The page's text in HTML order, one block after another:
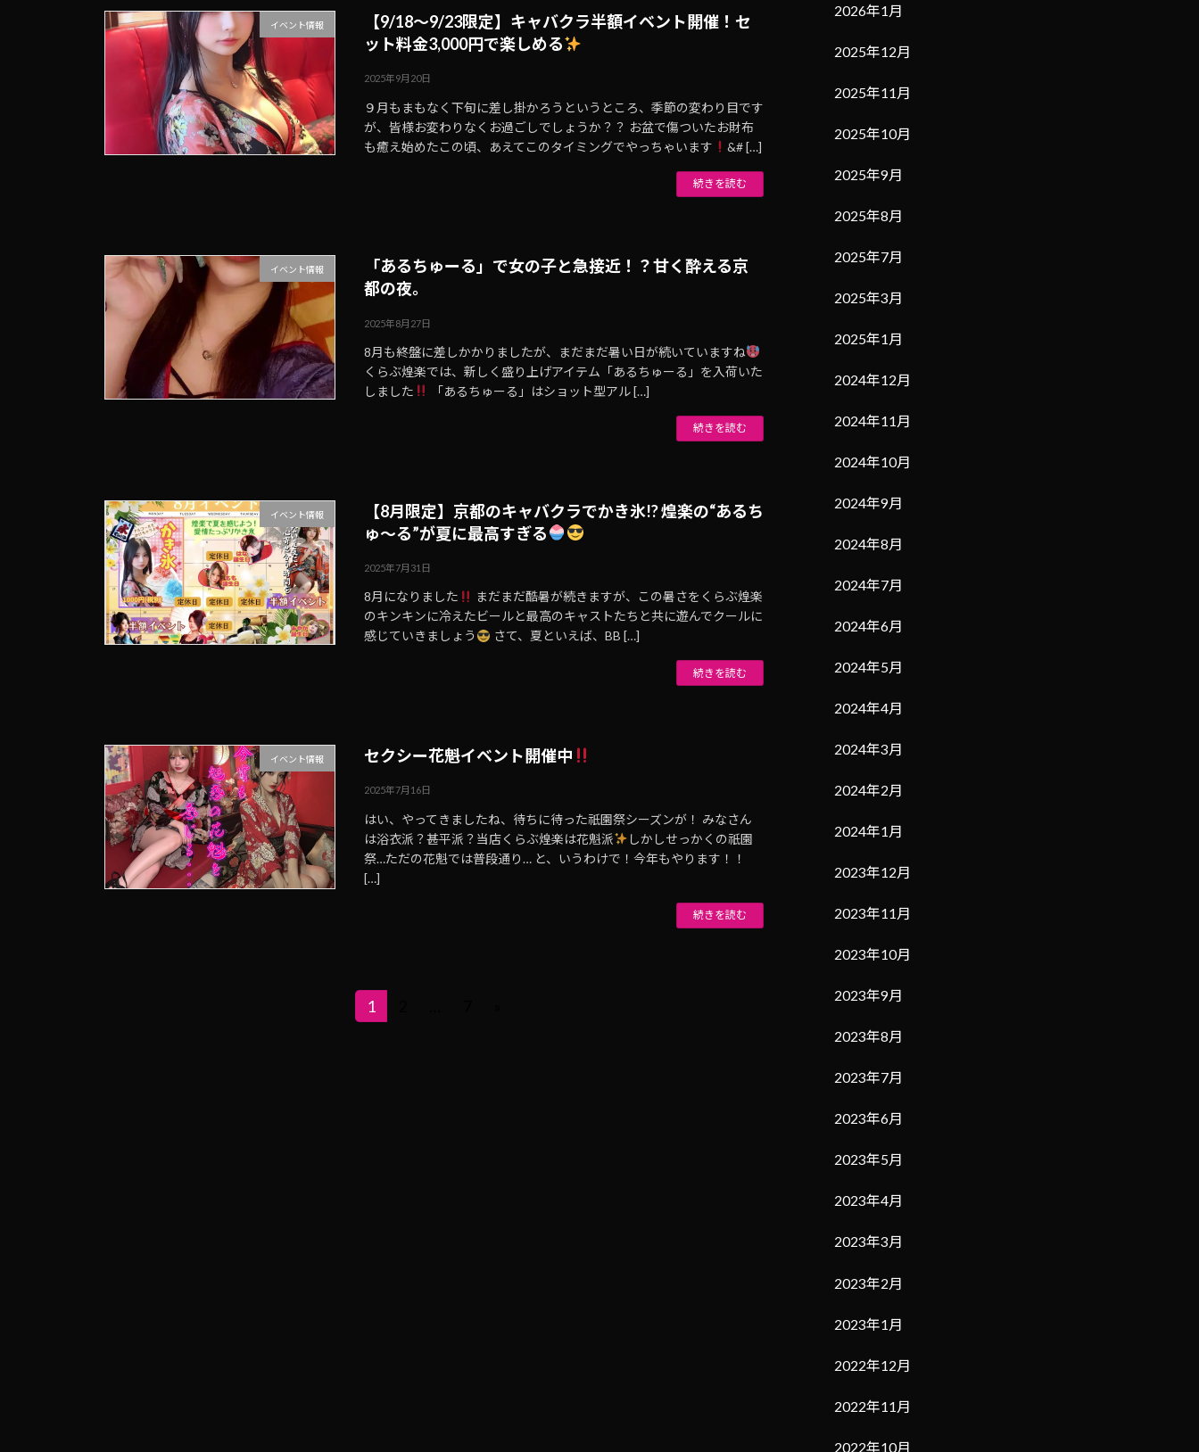
イベント情報
【9/18～9/23限定】キャバクラ半額イベント開催！セ
ット料金3,000円で楽しめる
2025年9月20日
９月もまもなく下旬に差し掛かろうというところ、季節の変わり目です
が、皆様お変わりなくお過ごしでしょうか？？ お盆で傷ついたお財布
も癒え始めたこの頃、あえてこのタイミングでやっちゃいます
&# […]
続きを読む
イベント情報
「あるちゅーる」で女の子と急接近！？甘く酔える京
都の夜。
2025年8月27日
8月も終盤に差しかかりましたが、まだまだ暑い日が続いていますね
くらぶ煌楽では、新しく盛り上げアイテム「あるちゅーる」を入荷いた
しました
「あるちゅーる」はショット型アル […]
続きを読む
イベント情報
【8月限定】京都のキャバクラでかき氷!? 煌楽の“あるち
ゅ〜る”が夏に最高すぎる
2025年7月31日
8月になりました
まだまだ酷暑が続きますが、この暑さをくらぶ煌楽
のキンキンに冷えたビールと最高のキャストたちと共に遊んでクールに
感じていきましょう
さて、夏といえば、BB […]
続きを読む
イベント情報 セクシー花魁イベント開催中
2025年7月16日
はい、やってきましたね、待ちに待った祇園祭シーズンが！ みなさん
は浴衣派？甚平派？当店くらぶ煌楽は花魁派
しかしせっかくの祇園
祭…ただの花魁では普段通り… と、いうわけで！今年もやります！！
[…]
続きを読む
固
1
2026年1月
2025年12月
2025年11月
2025年10月
2025年9月
2025年8月
2025年7月
2025年3月
2025年1月
2024年12月
2024年11月
2024年10月
2024年9月
2024年8月
2024年7月
2024年6月
2024年5月
2024年4月
2024年3月
2024年2月
2024年1月
2023年12月
2023年11月
2023年10月
2023年9月
2023年8月
2023年7月
2023年6月
2023年5月
2023年4月
2023年3月
2023年2月
2023年1月
2022年12月
2022年11月
2022年10月